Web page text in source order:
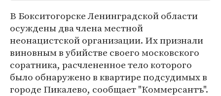
В Бокситогорске Ленинградской области
осуждены два члена местной
неонацистской организации. Их признали
виновным в убийстве своего московского
соратника, расчлененное тело которого
было обнаружено в квартире подсудимых в
городе Пикалево, сообщает "Коммерсантъ".